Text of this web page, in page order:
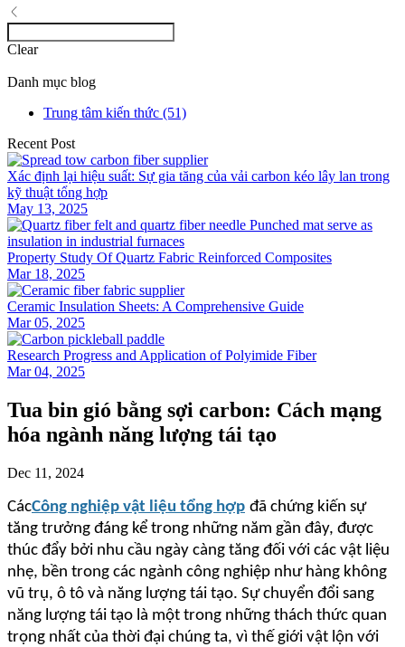
Clear
Danh mục blog
Trung tâm kiến ​​thức (51)
Recent Post
Xác định lại hiệu suất: Sự gia tăng của vải carbon kéo lây lan trong
kỹ thuật tổng hợp
May 13, 2025
Property Study Of Quartz Fabric Reinforced Composites
Mar 18, 2025
Ceramic Insulation Sheets: A Comprehensive Guide
Mar 05, 2025
Research Progress and Application of Polyimide Fiber
Mar 04, 2025
Tua bin gió bằng sợi carbon: Cách mạng
hóa ngành năng lượng tái tạo
Dec 11, 2024
CácCông nghiệp vật liệu tổng hợp đã chứng kiến ​​sự
tăng trưởng đáng kể trong những năm gần đây, được
thúc đẩy bởi nhu cầu ngày càng tăng đối với các vật liệu
nhẹ, bền trong các ngành công nghiệp như hàng không
vũ trụ, ô tô và năng lượng tái tạo. Sự chuyển đổi sang
năng lượng tái tạo là một trong những thách thức quan
trọng nhất của thời đại chúng ta, vì thế giới vật lộn với